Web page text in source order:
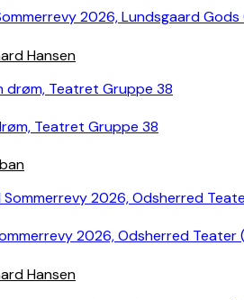
2026, Lundsgaard
Hansen
Teatret Gruppe 38
2026, Odsherred Teater
Hansen